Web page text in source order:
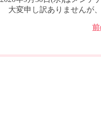
大変申し訳ありませんが
前